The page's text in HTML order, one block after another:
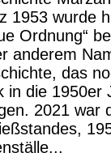
1953 wurde
Ordnung“
anderem
das
in die 1950er
2021 war